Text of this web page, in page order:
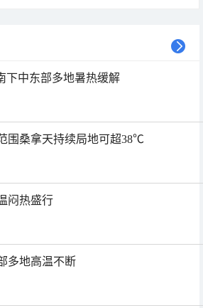
下中东部多地暑热缓解
围桑拿天持续局地可超38℃
闷热盛行
多地高温不断